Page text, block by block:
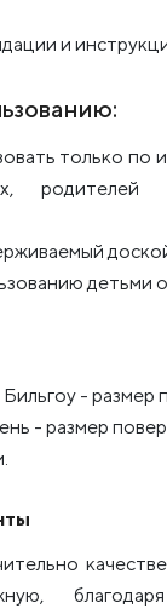
и
только по
родителей
детьми
-
- размер